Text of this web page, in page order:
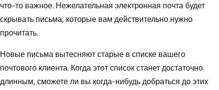
что-то важное. Нежелательная электронная почта будет
скрывать письма, которые вам действительно нужно
прочитать.
Новые письма вытесняют старые в списке вашего
почтового клиента. Когда этот список станет достаточно
длинным, сможете ли вы когда-нибудь добраться до этих